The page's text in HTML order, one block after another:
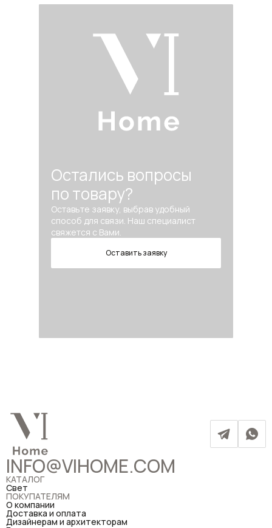
Остались вопросы
по товару?
Оставьте заявку, выбрав удобный
способ для связи. Наш специалист
свяжется с Вами.
Оставить заявку
INFO@VIHOME.COM
КАТАЛОГ
Свет
ПОКУПАТЕЛЯМ
О компании
Доставка и оплата
Дизайнерам и архитекторам